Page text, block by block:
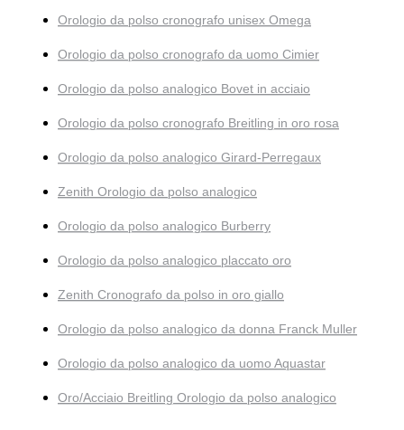
Orologio da polso cronografo unisex Omega
Orologio da polso cronografo da uomo Cimier
Orologio da polso analogico Bovet in acciaio
Orologio da polso cronografo Breitling in oro rosa
Orologio da polso analogico Girard-Perregaux
Zenith Orologio da polso analogico
Orologio da polso analogico Burberry
Orologio da polso analogico placcato oro
Zenith Cronografo da polso in oro giallo
Orologio da polso analogico da donna Franck Muller
Orologio da polso analogico da uomo Aquastar
Oro/Acciaio Breitling Orologio da polso analogico